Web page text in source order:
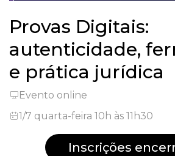
Provas Digitais:
autenticidade,
e prática jurídica
Evento online
1/7 quarta-feira 10h às 11h30
Inscrições